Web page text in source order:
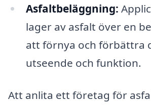
Asfaltbeläggning:
lager av asfalt över en
att förnya och förbättra
utseende och funktion.
Att anlita ett företag för